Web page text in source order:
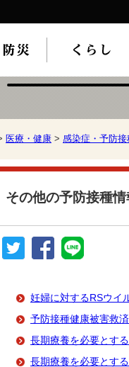
医療・健康 > 感染症・予防接
その他の予防接種情
妊婦に対するRSウイ
予防接種健康被害救
長期療養を必要とす
長期療養を必要とす